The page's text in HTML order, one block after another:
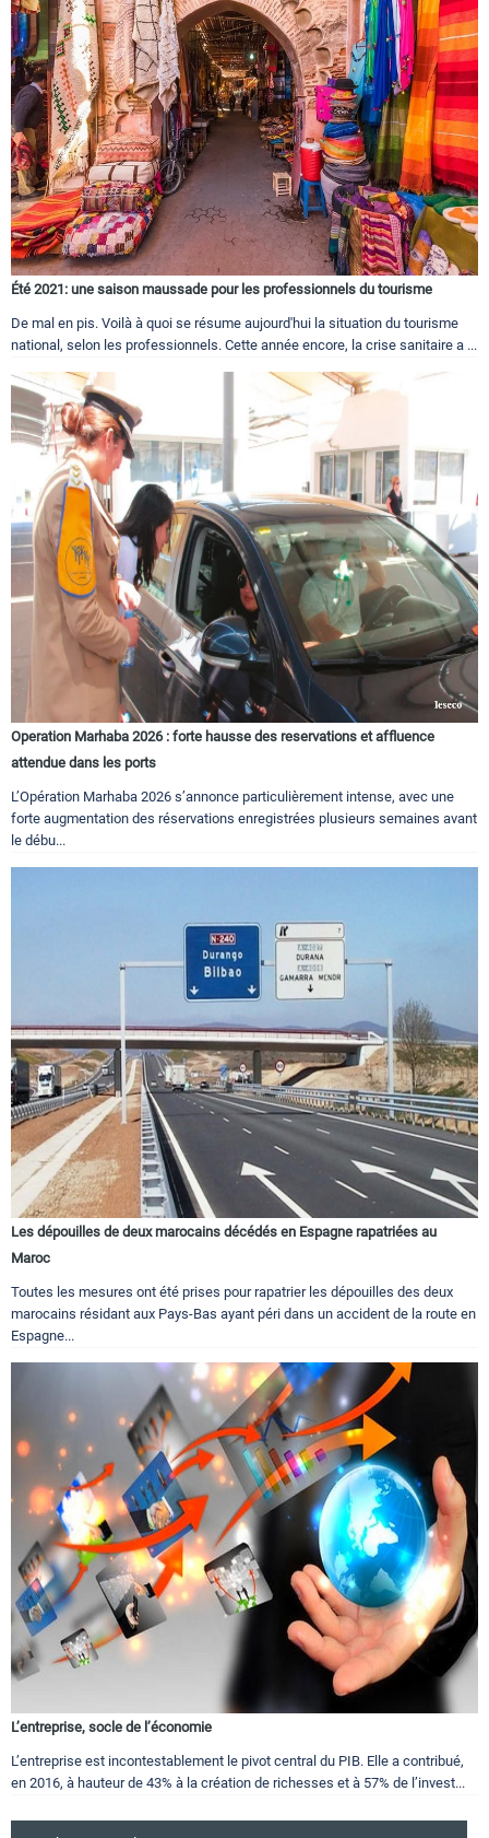
Été 2021: une saison maussade pour les professionnels du tourisme
De mal en pis. Voilà à quoi se résume aujourd'hui la situation du tourisme
national, selon les professionnels. Cette année encore, la crise sanitaire a ...
Operation Marhaba 2026 : forte hausse des reservations et affluence
attendue dans les ports
L’Opération Marhaba 2026 s’annonce particulièrement intense, avec une
forte augmentation des réservations enregistrées plusieurs semaines avant
le débu...
Les dépouilles de deux marocains décédés en Espagne rapatriées au
Maroc
Toutes les mesures ont été prises pour rapatrier les dépouilles des deux
marocains résidant aux Pays-Bas ayant péri dans un accident de la route en
Espagne...
L’entreprise, socle de l’économie
L’entreprise est incontestablement le pivot central du PIB. Elle a contribué,
en 2016, à hauteur de 43% à la création de richesses et à 57% de l’invest...